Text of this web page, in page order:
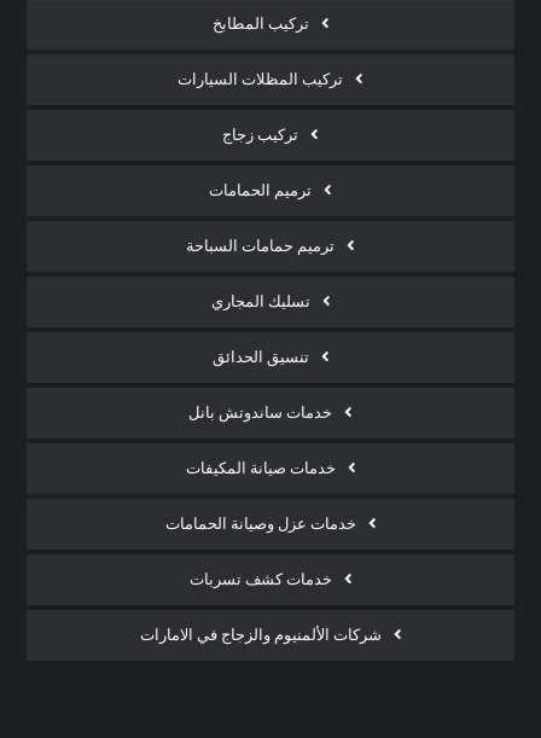
تركيب المطابخ
تركيب المظلات السيارات
تركيب زجاج
ترميم الحمامات
ترميم حمامات السباحة
تسليك المجاري
تنسيق الحدائق
خدمات ساندوتش بانل
خدمات صيانة المكيفات
خدمات عزل وصيانة الحمامات
خدمات كشف تسربات
شركات الألمنيوم والزجاج في الامارات